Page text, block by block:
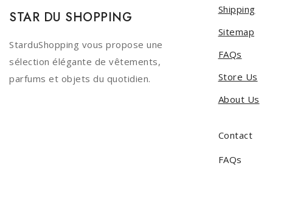
STAR DU SHOPPING
StarduShopping vous propose une
sélection élégante de vêtements,
parfums et objets du quotidien.
Shipping
Sitemap
FAQs
Store Us
About Us
Contact
FAQs